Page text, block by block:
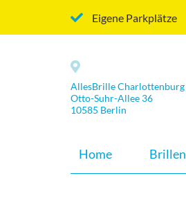
Eigene Parkplätze
AllesBrille Charlottenburg
Otto-Suhr-Allee 36
10585 Berlin
Home Brillen